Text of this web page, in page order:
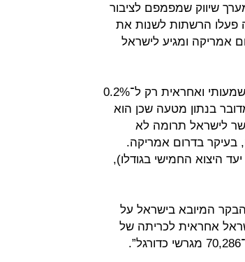
שיווק שמפמפם לציבור
פעלו הרשתות לשנות את
אמריקה ומגיע לישראל
מבחינת פליטת גזי חממה, ישראל נחשבת לגורם לא משמעותי ואחראית רק ל־0.2%
בנתון מטעה שכן הוא
לישראל תרומה לא
בעיקר בדרום אמריקה.
מהווה יעד מרכזי ליצוא בשר מארגנטינה (5.3%, יעד היצוא החמישי בגודלו),
המיובא בישראל על
אחראית לכריתה של